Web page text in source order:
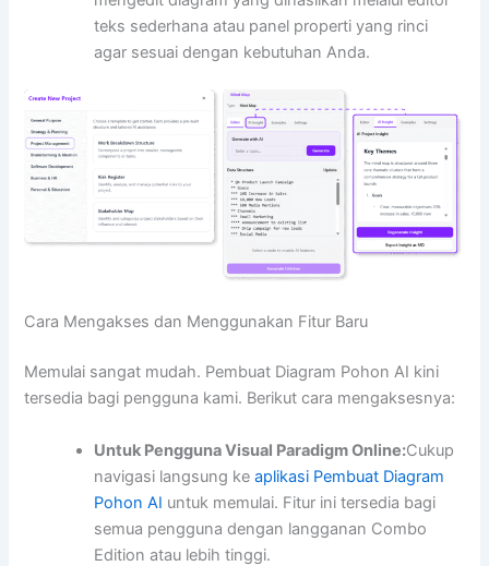
teks sederhana atau panel properti yang rinci
agar sesuai dengan kebutuhan Anda.
Cara Mengakses dan Menggunakan Fitur Baru
Memulai sangat mudah. Pembuat Diagram Pohon AI kini
tersedia bagi pengguna kami. Berikut cara mengaksesnya:
Untuk Pengguna Visual Paradigm Online:Cukup
navigasi langsung keaplikasi Pembuat Diagram
Pohon AI untuk memulai. Fitur ini tersedia bagi
semua pengguna dengan langganan Combo
Edition atau lebih tinggi.